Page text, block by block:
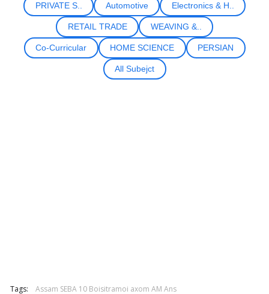
PRIVATE S.. Automotive Electronics & H..
RETAIL TRADE WEAVING &..
Co-Curricular HOME SCIENCE PERSIAN
All Subejct
Tags: Assam SEBA 10 Boisitramoi axom AM Ans